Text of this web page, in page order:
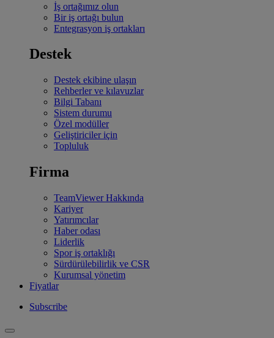
İş ortağımız olun
Bir iş ortağı bulun
Entegrasyon iş ortakları
Destek
Destek ekibine ulaşın
Rehberler ve kılavuzlar
Bilgi Tabanı
Sistem durumu
Özel modüller
Geliştiriciler için
Topluluk
Firma
TeamViewer Hakkında
Kariyer
Yatırımcılar
Haber odası
Liderlik
Spor iş ortaklığı
Sürdürülebilirlik ve CSR
Kurumsal yönetim
Fiyatlar
Subscribe